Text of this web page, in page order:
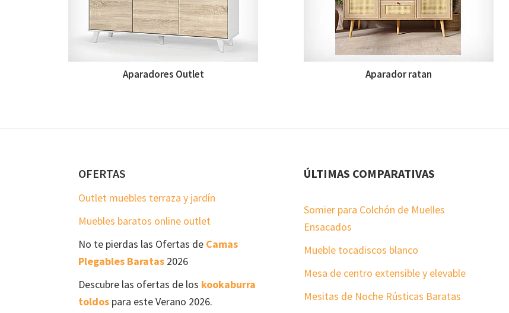
Aparadores Outlet Aparador ratan
OFERTAS
Outlet muebles terraza y jardín
Muebles baratos online outlet
No te pierdas las Ofertas de Camas
Plegables Baratas 2026
Descubre las ofertas de los kookaburra
toldos para este Verano 2026.
ÚLTIMAS COMPARATIVAS
Somier para Colchón de Muelles
Ensacados
Mueble tocadiscos blanco
Mesa de centro extensible y elevable
Mesitas de Noche Rústicas Baratas